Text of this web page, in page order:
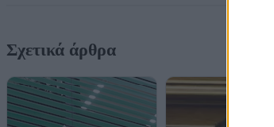
Σχετικά άρθρα